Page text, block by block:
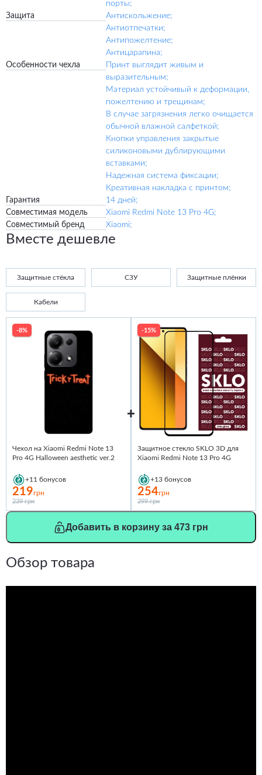
порты;
Защита
Антискольжение;
Антиотпечатки;
Антипожелтение;
Антицарапина;
Особенности чехла
Принт выглядит живым и
выразительным;
Материал устойчивый к деформации,
пожелтению и трещинам;
В случае загрязнения легко очищается
обычной влажной салфеткой;
Кнопки управления закрытые
силиконовыми дублирующими
вставками;
Надежная система фиксации;
Креативная накладка с принтом;
Гарантия
14 дней;
Совместимая модель
Xiaomi Redmi Note 13 Pro 4G;
Совместимый бренд
Xiaomi;
Вместе дешевле
Защитные стёкла СЗУ Защитные плёнки
Кабели
-8%
Чехол на Xiaomi Redmi Note 13
Pro 4G Halloween aesthetic ver.2
+11 бонусов
219грн
239 грн
-15%
Защитное стекло SKLO 3D для
Xiaomi Redmi Note 13 Pro 4G
+13 бонусов
254грн
299 грн
Добавить в корзину за 473 грн
Обзор товара